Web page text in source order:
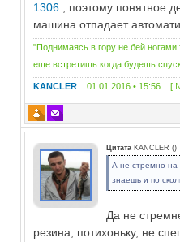
1306 , поэтому понятное
машина отпадает
"Поднимаясь в гору не бей
еще встретишь когда будешь
KANCLER 01.01.2016 • 15:56 [
Цитата KANCLER ()
А не стремно на
знаешь и по
Да не
резина, потихоньку, не